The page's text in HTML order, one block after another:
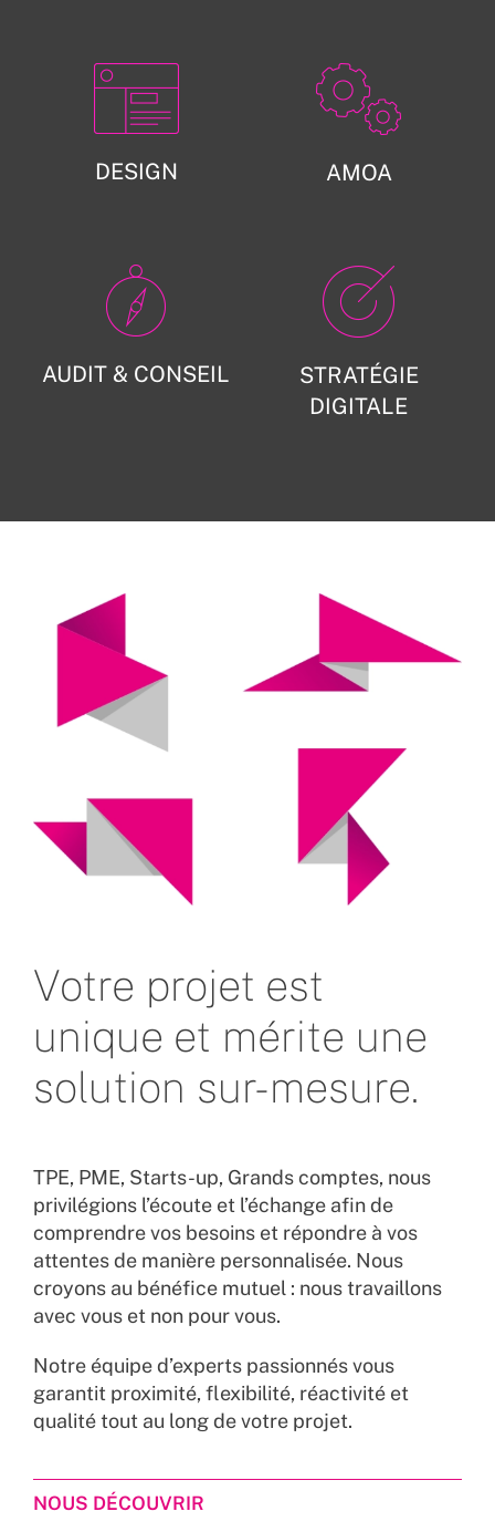
DESIGN
AUDIT & CONSEIL
AMOA
STRATÉGIE
DIGITALE
Votre projet est
unique et mérite une
solution sur-mesure.
TPE, PME, Starts-up, Grands comptes, nous
privilégions l’écoute et l’échange afin de
comprendre vos besoins et répondre à vos
attentes de manière personnalisée. Nous
croyons au bénéfice mutuel : nous travaillons
avec vous et non pour vous.
Notre équipe d’experts passionnés vous
garantit proximité, flexibilité, réactivité et
qualité tout au long de votre projet.
NOUS DÉCOUVRIR